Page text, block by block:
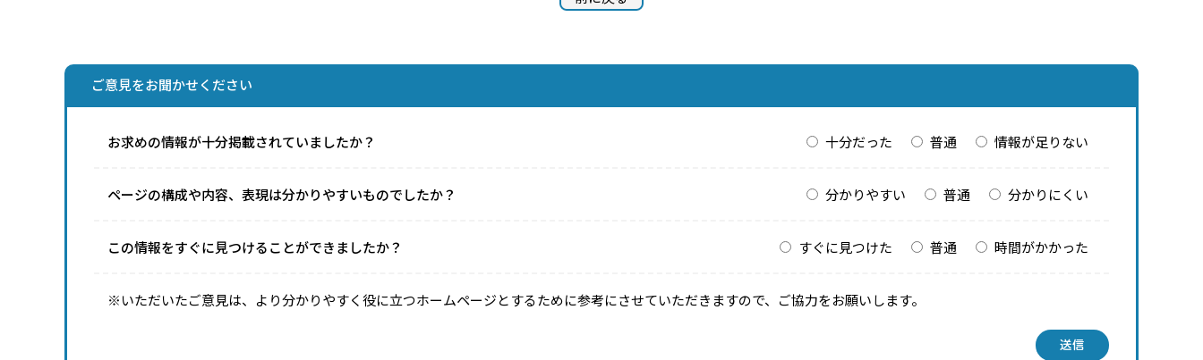
ご意見をお聞かせください
お求めの情報が十分掲載されていましたか？ 十分だった 普通 情報が足りない
ページの構成や内容、表現は分かりやすいものでしたか？ 分かりやすい 普通 分かりにくい
この情報をすぐに見つけることができましたか？ すぐに見つけた 普通 時間がかかった
※いただいたご意見は、より分かりやすく役に立つホームページとするために参考にさせていただきますので、ご協力をお願いします。
送信